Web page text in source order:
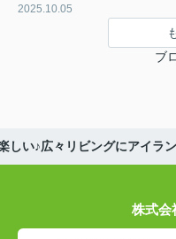
2025.10.05
ブ
しい♪広々リビングにアイラ
株式会